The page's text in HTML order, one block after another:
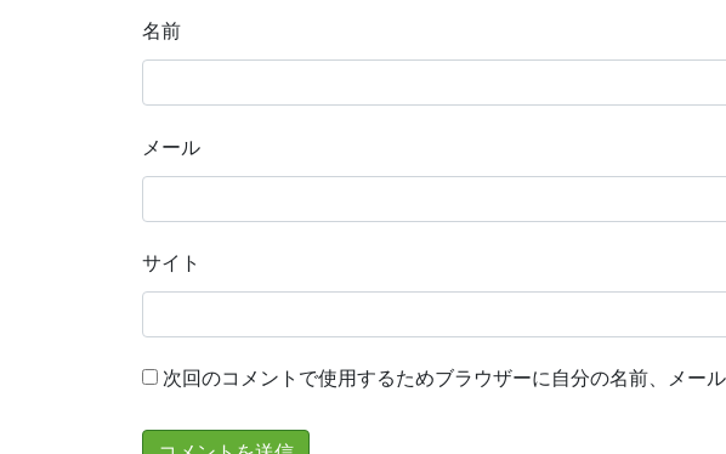
名前
メール
サイト
次回のコメントで使用するためブラウザーに自分の名前、メー